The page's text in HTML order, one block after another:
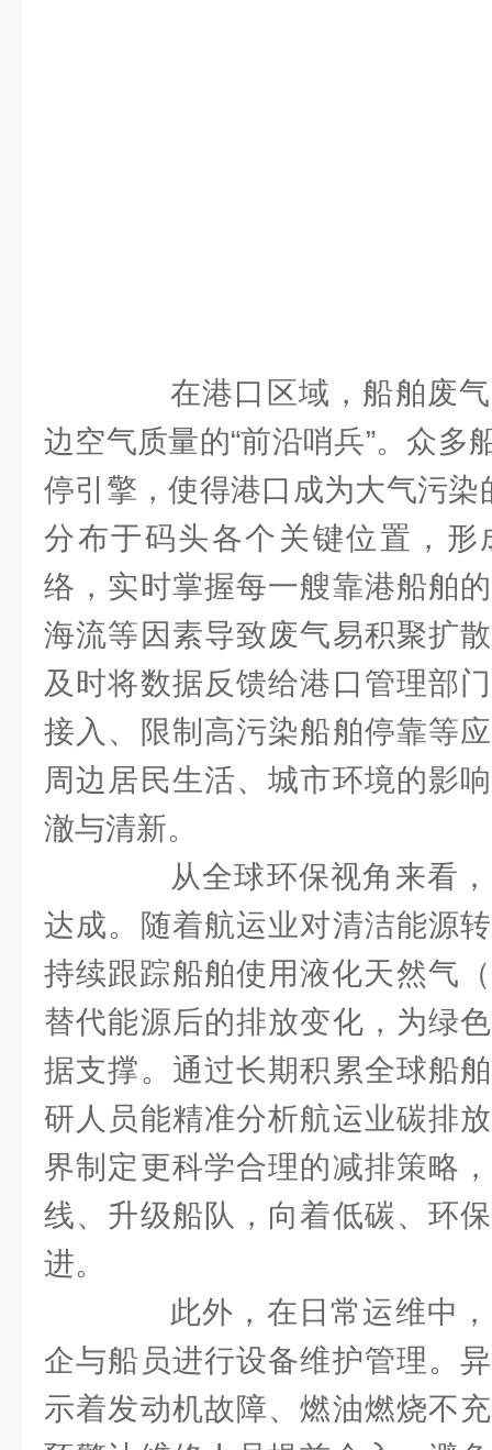
在港口区域，船舶废气
边空气质量的“前沿哨兵”。众多
停引擎，使得港口成为大气污染
分布于码头各个关键位置，形
络，实时掌握每一艘靠港船舶
海流等因素导致废气易积聚扩
及时将数据反馈给港口管理部
接入、限制高污染船舶停靠等
周边居民生活、城市环境的影
澈与清新。
从全球环保视角来看，
达成。随着航运业对清洁能源
持续跟踪船舶使用液化天然气
替代能源后的排放变化，为绿
据支撑。通过长期积累全球船
研人员能精准分析航运业碳排
界制定更科学合理的减排策略
线、升级船队，向着低碳、环
进。
此外，在日常运维中，
企与船员进行设备维护管理。
示着发动机故障、燃油燃烧不